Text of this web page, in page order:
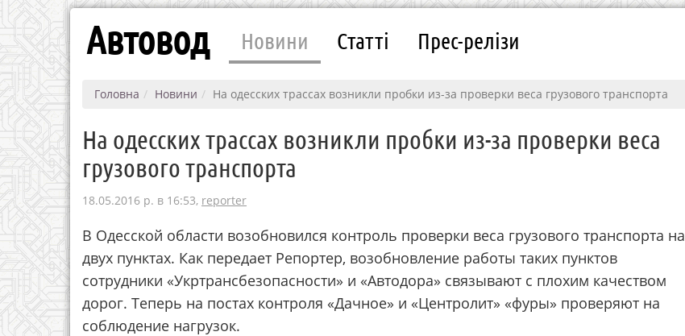
Автовод Новини Статті Прес-релізи
Головна Новини На одесских трассах возникли пробки из-за проверки веса грузового транспорта
На одесских трассах возникли пробки из-за проверки веса
грузового транспорта
18.05.2016 р. в 16:53, reporter
В Одесской области возобновился контроль проверки веса грузового транспорта на
двух пунктах. Как передает Репортер, возобновление работы таких пунктов
сотрудники «Укртрансбезопасности» и «Автодора» связывают с плохим качеством
дорог. Теперь на постах контроля «Дачное» и «Центролит» «фуры» проверяют на
соблюдение нагрузок.